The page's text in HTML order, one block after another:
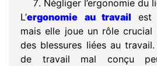
Négliger l’ergonomie du
L’ergonomie au travail
est
mais elle joue un rôle crucial
des blessures liées au
de travail mal conçu